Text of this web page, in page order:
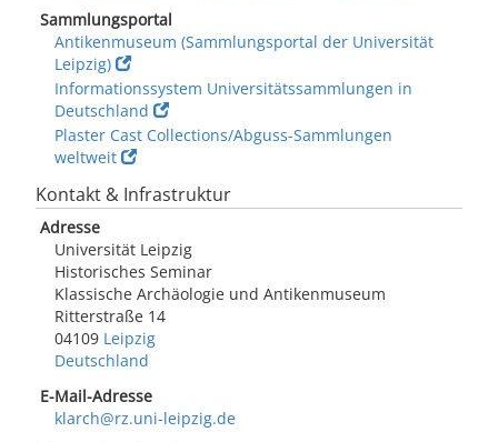
Sammlungsportal
Antikenmuseum (Sammlungsportal der Universität
Leipzig)
Informationssystem Universitätssammlungen in
Deutschland
Plaster Cast Collections/Abguss-Sammlungen
weltweit
Kontakt & Infrastruktur
Adresse
Universität Leipzig
Historisches Seminar
Klassische Archäologie und Antikenmuseum
Ritterstraße 14
04109 Leipzig
Deutschland
E-Mail-Adresse
klarch@rz.uni-leipzig.de